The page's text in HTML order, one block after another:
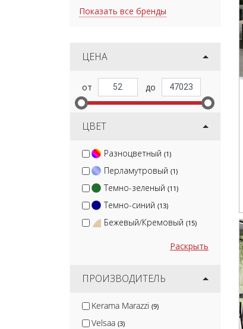
Показать все бренды
ЦЕНА
ЦВЕТ
Разноцветный (1)
Перламутровый (1)
Темно-зеленый (11)
Темно-синий (13)
Бежевый/Кремовый (15)
Раскрыть
ПРОИЗВОДИТЕЛЬ
Kerama Marazzi (9)
Velsaa (3)